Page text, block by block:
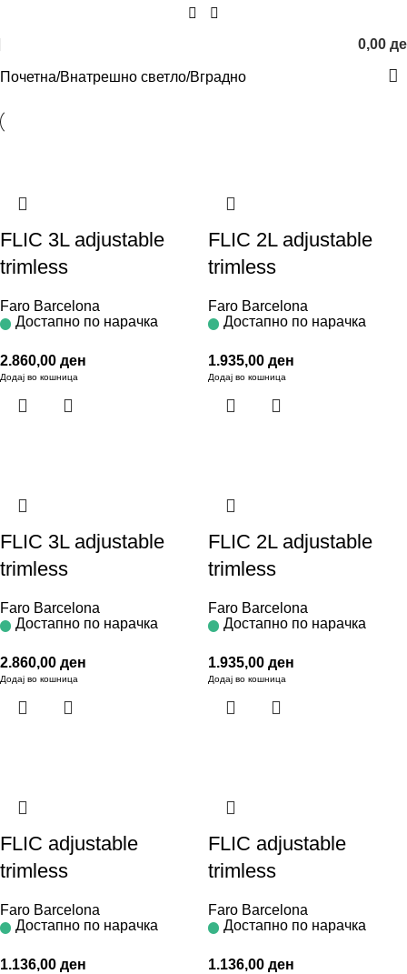
0,00
Почетна Внатрешно светло Вградно
FLIC 3L adjustable
trimless
Faro Barcelona
Достапно по нарачка
2.860,00 ден
Додај во кошница
FLIC 2L adjustable
trimless
Faro Barcelona
Достапно по нарачка
1.935,00 ден
Додај во кошница
FLIC 3L adjustable
trimless
Faro Barcelona
Достапно по нарачка
2.860,00 ден
Додај во кошница
FLIC 2L adjustable
trimless
Faro Barcelona
Достапно по нарачка
1.935,00 ден
Додај во кошница
FLIC adjustable
trimless
Faro Barcelona
Достапно по нарачка
1.136,00 ден
FLIC adjustable
trimless
Faro Barcelona
Достапно по нарачка
1.136,00 ден